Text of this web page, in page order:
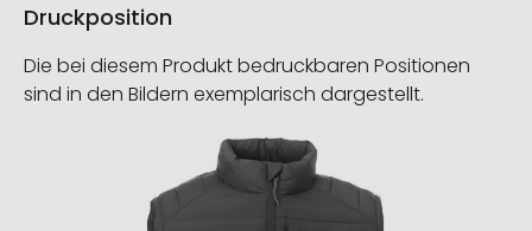
Druckposition
Die bei diesem Produkt bedruckbaren Positionen
sind in den Bildern exemplarisch dargestellt.